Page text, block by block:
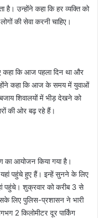
है। उन्होंने कहा कि हर व्यक्ति को
की सेवा करनी चाहिए।
कहा कि आज पहला दिन था और
कहा कि आज के समय में युवाओं
शिवालयों में भीड़ देखने को
की ओर बढ़ रहे हैं।
का आयोजन किया गया है।
यहां पहुंचे हुए हैं। इन्हें सुनने के लिए
पहुंचे। शुक्रवार को करीब 3 से
लिए पुलिस-प्रशासन ने भारी
2 किलोमीटर दूर पार्किंग